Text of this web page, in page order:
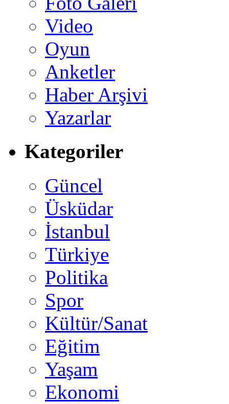
Video
Oyun
Anketler
Haber Arşivi
Yazarlar
Kategoriler
Güncel
Üsküdar
İstanbul
Türkiye
Politika
Spor
Kültür/Sanat
Eğitim
Yaşam
Ekonomi